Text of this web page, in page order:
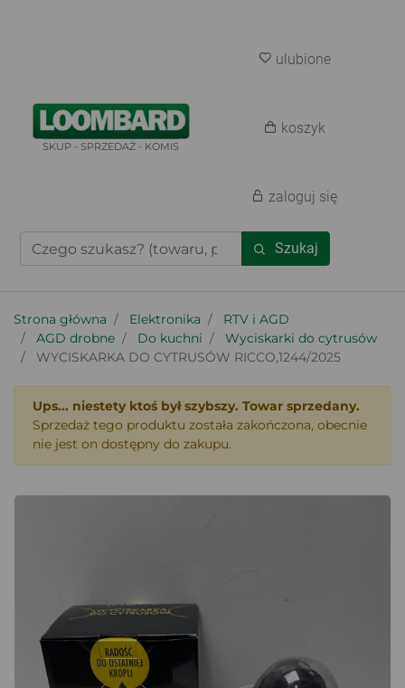
SKUP - SPRZEDAŻ - KOMIS
Szukaj
ulubione
koszyk
zaloguj się
Strona główna Elektronika
RTV i AGD
AGD drobne
Do kuchni
Wyciskarki do cytrusów
WYCISKARKA DO CYTRUSÓW RICCO,1244/2025
Ups... niestety ktoś był szybszy. Towar sprzedany.
Sprzedaż tego produktu została zakończona, obecnie
nie jest on dostępny do zakupu.